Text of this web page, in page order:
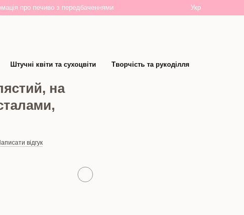
про печиво з передбаченнями Укр
Штучні квіти та сухоцвіти Творчість та рукоділля
на
відгук